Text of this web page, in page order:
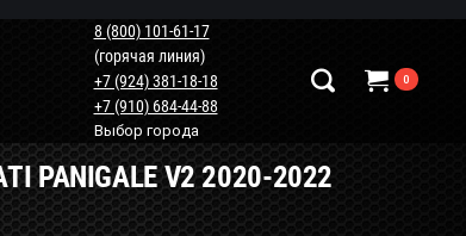
Наши контакты
+7 (924) 381-18-18
8 (800) 101-61-17
(горячая линия)
+7 (924) 381-18-18
+7 (910) 684-44-88
Выбор города
0
PANIGALE V2 2020-2022